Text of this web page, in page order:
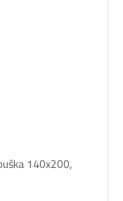
140x200,